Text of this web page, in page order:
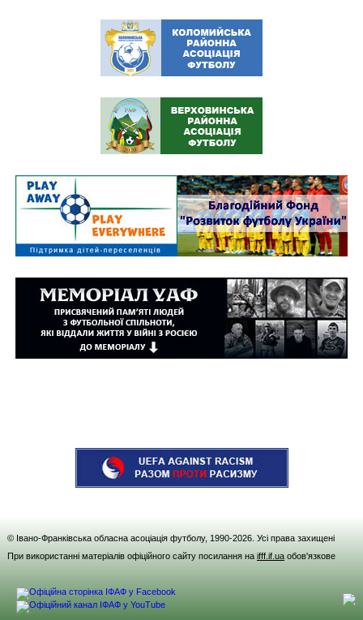
© Івано-Франківська обласна асоціація футболу, 1990-2026. Усі права захищені
При використанні матеріалів офіційного сайту посилання на ifff.if.uaобов'язкове